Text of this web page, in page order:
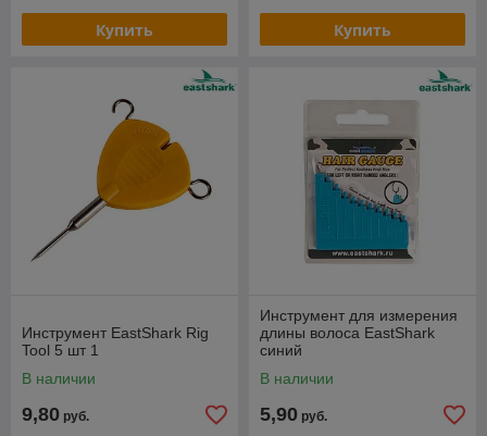
Купить Купить
Инструмент EastShark Rig
Tool 5 шт 1
В наличии
9,80 руб.
Инструмент для измерения
длины волоса EastShark
синий
В наличии
5,90 руб.